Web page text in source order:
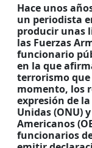
Hace unos
un periodista
producir unas
las Fuerzas
funcionario
en la que
terrorismo que
momento, los
expresión de
Unidas (ONU)
Americanos
funcionarios